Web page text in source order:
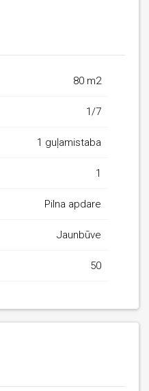
80 m2
1/7
1 guļamistaba
1
Pilna apdare
Jaunbūve
50